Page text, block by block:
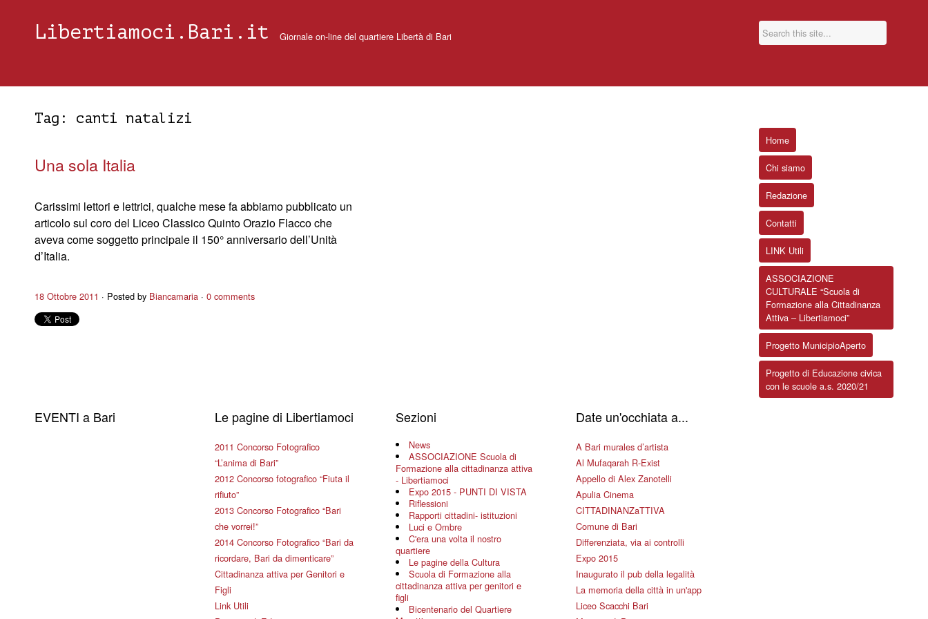
Libertiamoci.Bari.it Giornale on-line del quartiere Libertà di Bari
Tag: canti natalizi
Una sola Italia
Carissimi lettori e lettrici, qualche mese fa abbiamo pubblicato un
articolo sul coro del Liceo Classico Quinto Orazio Flacco che
aveva come soggetto principale il 150° anniversario dell’Unità
d’Italia.
18 Ottobre 2011 Posted by Biancamaria 0 comments
EVENTI a Bari Le pagine di Libertiamoci
2011 Concorso Fotografico
“L’anima di Bari”
2012 Concorso fotografico “Fiuta il
rifiuto”
2013 Concorso Fotografico “Bari
che vorrei!”
2014 Concorso Fotografico “Bari da
ricordare, Bari da dimenticare”
Cittadinanza attiva per Genitori e
Figli
Link Utili
Sezioni
News
ASSOCIAZIONE Scuola di
Formazione alla cittadinanza attiva
- Libertiamoci
Expo 2015 - PUNTI DI VISTA
Riflessioni
Rapporti cittadini- istituzioni
Luci e Ombre
C'era una volta il nostro
quartiere
Le pagine della Cultura
Scuola di Formazione alla
cittadinanza attiva per genitori e
figli
Bicentenario del Quartiere
Date un'occhiata a...
A Bari murales d’artista
Al Mufaqarah R-Exist
Appello di Alex Zanotelli
Apulia Cinema
CITTADINANZaTTIVA
Comune di Bari
Differenziata, via ai controlli
Expo 2015
Inaugurato il pub della legalità
La memoria della città in un'app
Liceo Scacchi Bari
Home
Chi siamo
Redazione
Contatti
LINK Utili
ASSOCIAZIONE
CULTURALE “Scuola di
Formazione alla Cittadinanza
Attiva – Libertiamoci”
Progetto MunicipioAperto
Progetto di Educazione civica
con le scuole a.s. 2020/21